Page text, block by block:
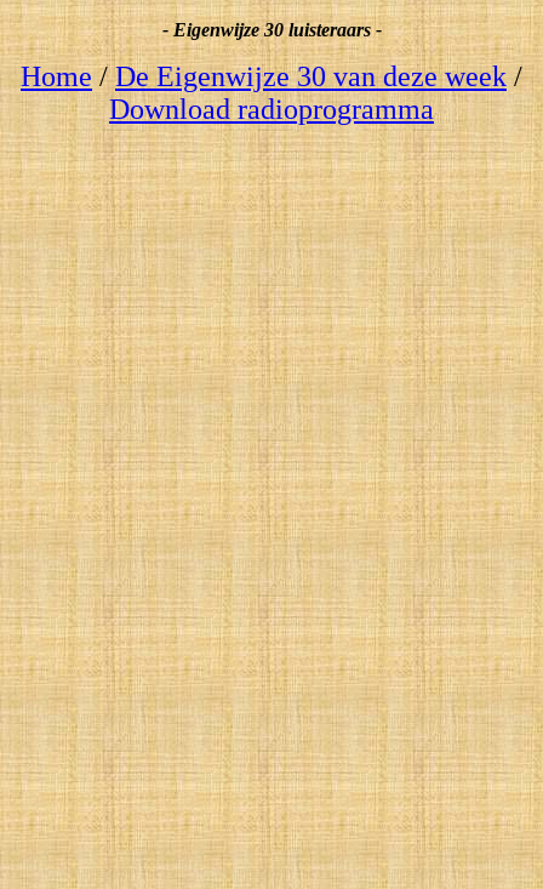
- Eigenwijze 30 luisteraars -
Home/De Eigenwijze 30 van deze week /
Download radioprogramma